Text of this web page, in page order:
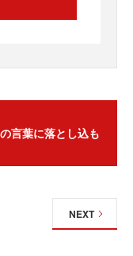
言葉に落とし込も
NEXT